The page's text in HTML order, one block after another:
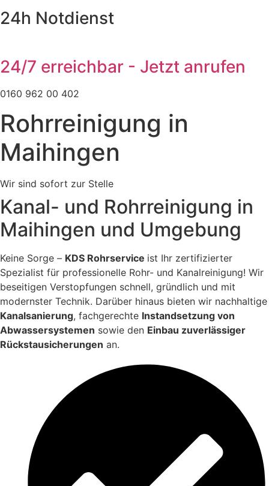
24h Notdienst
24/7 erreichbar - Jetzt anrufen
0160 962 00 402
Rohrreinigung in
Maihingen
Wir sind sofort zur Stelle
Kanal- und Rohrreinigung in
Maihingen und Umgebung
Keine Sorge – KDS Rohrservice ist Ihr zertifizierter
Spezialist für professionelle Rohr- und Kanalreinigung! Wir
beseitigen Verstopfungen schnell, gründlich und mit
modernster Technik. Darüber hinaus bieten wir nachhaltige
Kanalsanierung, fachgerechte Instandsetzung von
Abwassersystemen sowie den Einbau zuverlässiger
Rückstausicherungen an.